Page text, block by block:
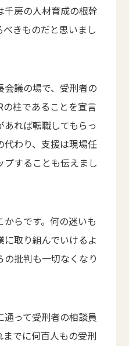
千房の人材育成の根幹
きものだと思いまし
議の場で、受刑者の
の柱であることを宣言
れば転職してもらっ
代わり、支援は現場任
することも伝えまし
らです。何の迷いも
取り組んでいけるよ
批判も一切なくなり
って受刑者の相談員
でに何百人もの受刑